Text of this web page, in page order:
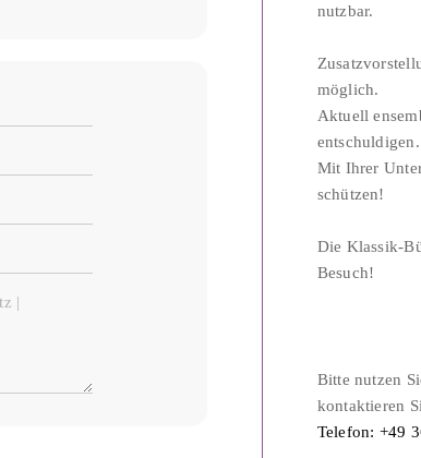
nutzbar.
möglich.
Aktuell
entschuldigen.
Mit Ihrer
schützen!
Die Klassik-
Besuch!
Bitte nutzen
kontaktieren
Telefon: +49